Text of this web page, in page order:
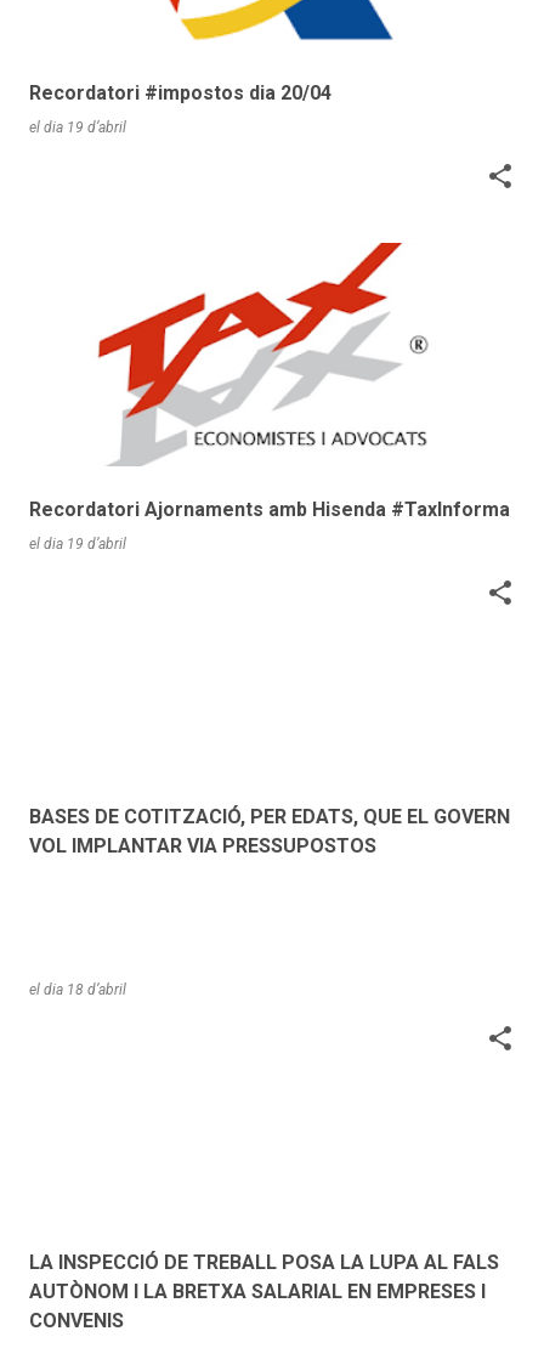
Recordatori #impostos dia 20/04
el dia 19 d’abril
Recordatori Ajornaments amb Hisenda #TaxInforma
el dia 19 d’abril
BASES DE COTITZACIÓ, PER EDATS, QUE EL GOVERN
VOL IMPLANTAR VIA PRESSUPOSTOS
el dia 18 d’abril
LA INSPECCIÓ DE TREBALL POSA LA LUPA AL FALS
AUTÒNOM I LA BRETXA SALARIAL EN EMPRESES I
CONVENIS